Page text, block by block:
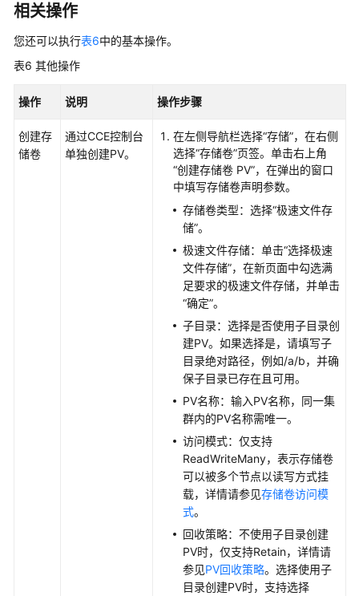
相关操作
您还可以执行表6中的基本操作。
表6 其他操作
操作 说明 操作步骤
创建存
储卷
通过CCE控制台
单独创建PV。
在左侧导航栏选择“存储”，在右侧
选择“存储卷”页签。单击右上角
“创建存储卷 PV”，在弹出的窗口
中填写存储卷声明参数。
存储卷类型：选择“极速文件存
储”。
极速文件存储：单击“选择极速
文件存储”，在新页面中勾选满
足要求的极速文件存储，并单击
“确定”。
子目录：选择是否使用子目录创
建PV。如果选择是，请填写子
目录绝对路径，例如/a/b，并确
保子目录已存在且可用。
PV名称：输入PV名称，同一集
群内的PV名称需唯一。
访问模式：仅支持
ReadWriteMany，表示存储卷
可以被多个节点以读写方式挂
载，详情请参见存储卷访问模
式。
回收策略：不使用子目录创建
PV时，仅支持Retain，详情请
参见PV回收策略。选择使用子
目录创建PV时，支持选择